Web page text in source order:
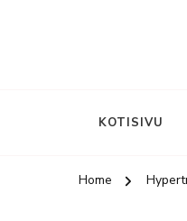
KOTISIVU
Home